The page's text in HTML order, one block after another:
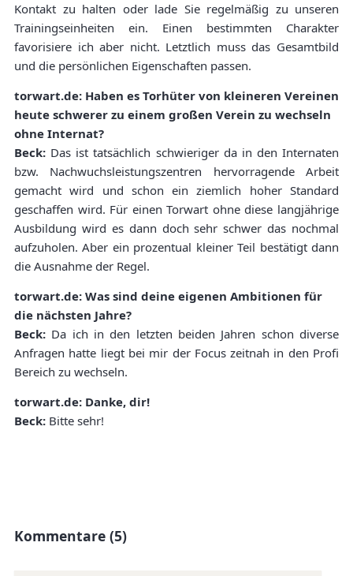
Kontakt zu halten oder lade Sie regelmäßig zu unseren
Trainingseinheiten ein. Einen bestimmten Charakter
favorisiere ich aber nicht. Letztlich muss das Gesamtbild
und die persönlichen Eigenschaften passen.
torwart.de: Haben es Torhüter von kleineren Vereinen
heute schwerer zu einem großen Verein zu wechseln
ohne Internat?
Beck: Das ist tatsächlich schwieriger da in den Internaten
bzw. Nachwuchsleistungszentren hervorragende Arbeit
gemacht wird und schon ein ziemlich hoher Standard
geschaffen wird. Für einen Torwart ohne diese langjährige
Ausbildung wird es dann doch sehr schwer das nochmal
aufzuholen. Aber ein prozentual kleiner Teil bestätigt dann
die Ausnahme der Regel.
torwart.de: Was sind deine eigenen Ambitionen für
die nächsten Jahre?
Beck: Da ich in den letzten beiden Jahren schon diverse
Anfragen hatte liegt bei mir der Focus zeitnah in den Profi
Bereich zu wechseln.
torwart.de: Danke, dir!
Beck: Bitte sehr!
Kommentare (5)